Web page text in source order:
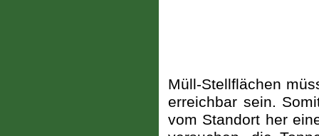
Müll-Stellflächen
erreichbar sein.
vom Standort her